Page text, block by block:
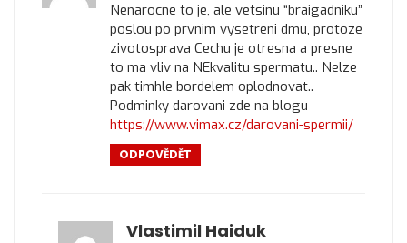
Nenarocne to je, ale vetsinu “braigadniku”
poslou po prvnim vysetreni dmu, protoze
zivotosprava Cechu je otresna a presne
to ma vliv na NEkvalitu spermatu.. Nelze
pak timhle bordelem oplodnovat..
Podminky darovani zde na blogu —
https://www.vimax.cz/darovani-spermii/
ODPOVĚDĚT
Vlastimil Haiduk